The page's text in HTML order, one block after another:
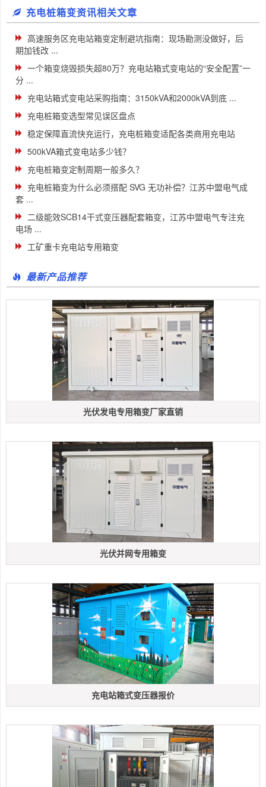
充电桩箱变资讯相关文章
高速服务区充电站箱变定制避坑指南：现场勘测没做好，后
期加钱改 ...
一个箱变烧毁损失超80万？充电站箱式变电站的“安全配置”一
分 ...
充电站箱式变电站采购指南：3150kVA和2000kVA到底 ...
充电桩箱变选型常见误区盘点
稳定保障直流快充运行，充电桩箱变适配各类商用充电站
500kVA箱式变电站多少钱？
充电桩箱变定制周期一般多久？
充电桩箱变为什么必须搭配 SVG 无功补偿？江苏中盟电气成
套 ...
二级能效SCB14干式变压器配套箱变，江苏中盟电气专注充
电场 ...
工矿重卡充电站专用箱变
最新产品推荐
光伏发电专用箱变厂家直销
光伏并网专用箱变
充电站箱式变压器报价